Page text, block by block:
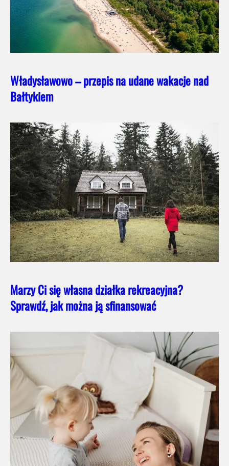
Władysławowo – przepis na udane wakacje nad
Bałtykiem
Marzy Ci się własna działka rekreacyjna?
Sprawdź, jak można ją sfinansować